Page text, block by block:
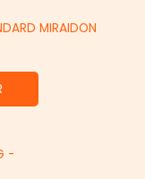
MIRAIDON